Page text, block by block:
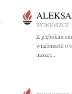
BYDGOSZCZ
Z głębokim
wiadomość o
naszej...